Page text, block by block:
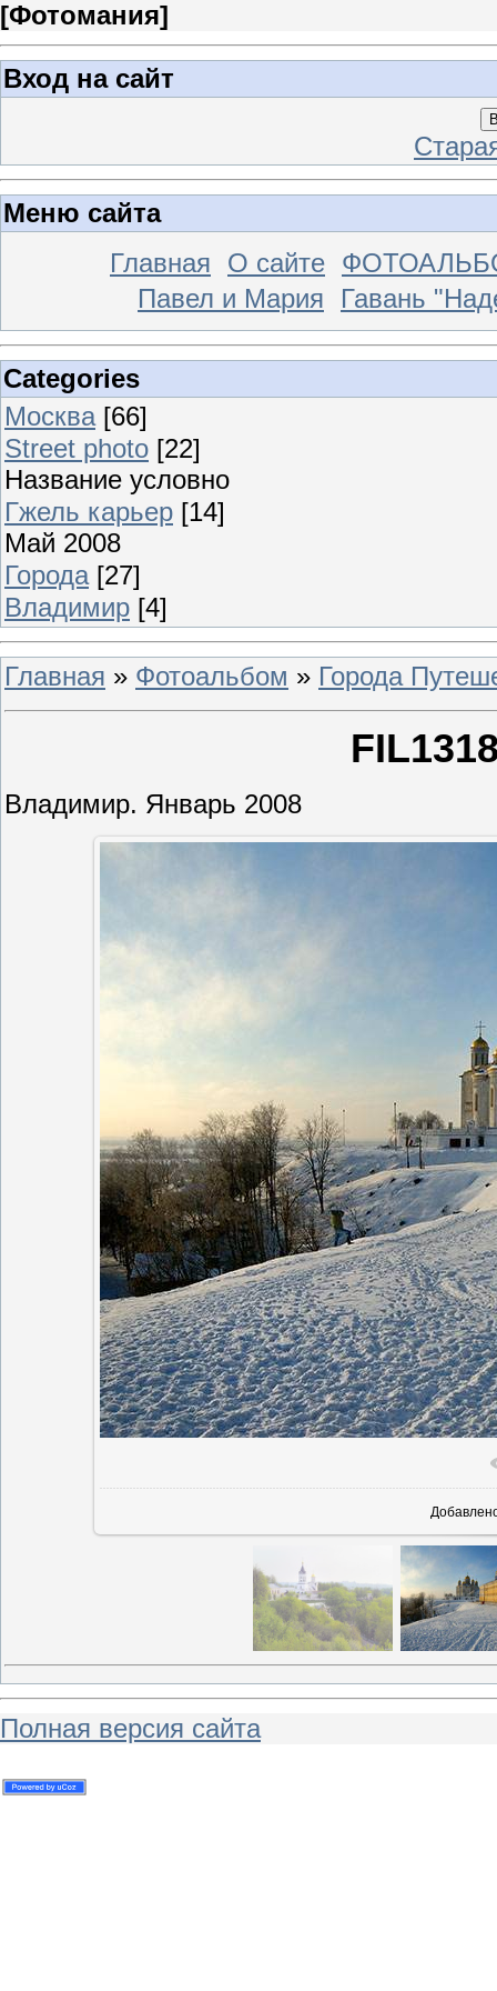
[Фотомания]
Вход на сайт
Меню сайта
Главная
О сайте
Павел и Мария
Гавань
Categories
Москва [66]
Street photo [22]
Название условно
Гжель карьер [14]
Май 2008
Города [27]
Владимир [4]
Главная » Фотоальбом » Города
Владимир. Январь 2008
Полная версия сайта